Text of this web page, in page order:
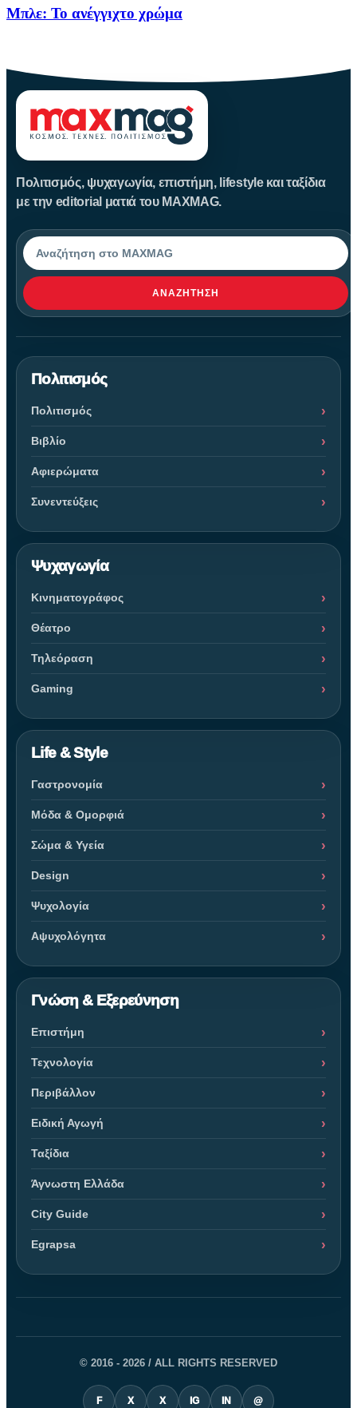
Μπλε: Το ανέγγιχτο χρώμα
Πολιτισμός, ψυχαγωγία, επιστήμη, lifestyle και ταξίδια
με την editorial ματιά του MAXMAG.
Αναζήτηση
ΑΝΑΖΉΤΗΣΗ
Πολιτισμός
Πολιτισμός
Βιβλίο
Αφιερώματα
Συνεντεύξεις
Ψυχαγωγία
Κινηματογράφος
Θέατρο
Τηλεόραση
Gaming
Life & Style
Γαστρονομία
Μόδα & Ομορφιά
Σώμα & Υγεία
Design
Ψυχολογία
Αψυχολόγητα
Γνώση & Εξερεύνηση
Επιστήμη
Τεχνολογία
Περιβάλλον
Ειδική Αγωγή
Ταξίδια
Άγνωστη Ελλάδα
City Guide
Egrapsa
© 2016 - 2026 / ALL RIGHTS RESERVED
F X X IG IN @